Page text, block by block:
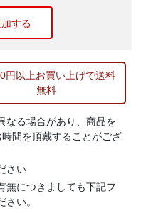
する
円以上お買い上げで送料
無料
なる場合があり、商品を
間を頂戴することがござ
さい
無につきましても下記フ
い。